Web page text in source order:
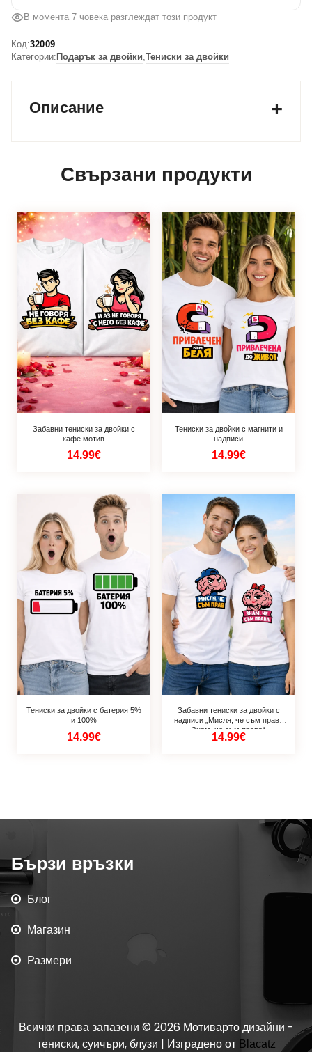
В момента 7 човека разглеждат този продукт
Код:32009
Категории: Подарък за двойки,Тениски за двойки
Описание
Свързани продукти
Забавни тениски за двойки с
кафе мотив
14.99€
Тениски за двойки с магнити и
надписи
14.99€
Тениски за двойки с батерия 5%
и 100%
14.99€
Забавни тениски за двойки с
надписи „Мисля, че съм прав /
Знам, че съм права“
14.99€
Бързи връзки
Блог
Магазин
Размери
Всички права запазени © 2026 Мотиварто дизайни -
тениски, суичъри, блузи | Изградено от Blacatz